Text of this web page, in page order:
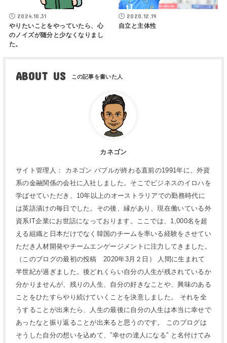
2024.10.31
やりたいことをやっていたら、心
のノイズが随分と少なくなりまし
た。
2020.12.19
自立と主体性
ABOUT US
カネゴン
サイト管理人： カネゴン バブルが終わる直前の1991年に、外資
系の金融関係の会社に入社しました。そこでビジネスのイロハを
学ばせていただき、10年以上のオーストラリアでの勤務時代に
は英語漬けの毎日でした。その後、縁があり、現在働いている外
資系IT企業にお世話になっております。ここでは、1,000名を超
える組織と日本だけでなく韓国のチームを率いる経験をさせてい
ただき人材開発やチームエンゲージメントに注力してきました。
（このブログの最初の投稿 2020年3月２日） 人間に生まれて
半世紀が過ぎました。後どれくらい自分の人生が残されているか
分かりませんが、残りの人生、自分の好きなことや、興味のある
ことをひたすらやり続けていくことを決意しました。 それを全
うすることが出来たら、人生の最後に自分の人生は本当に幸せで
あったなと振り返ることが出来ると思うのです。 このブログは
そうした自分の想いを込めて、”幸せの達人になる” と名付けてみ